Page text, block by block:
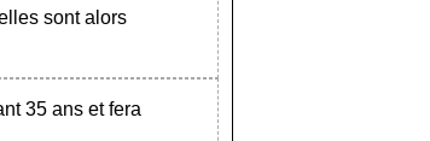
sont alors
35 ans et fera